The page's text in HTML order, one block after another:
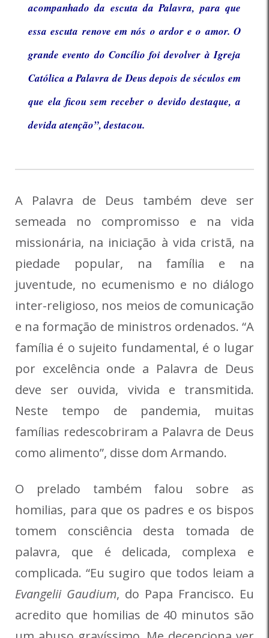
acompanhado da escuta da Palavra, para que
essa escuta renove em nós o ardor e o amor. O
grande evento do Concílio foi devolver à Igreja
Católica a Palavra de Deus depois de séculos em
que ela ficou sem receber o devido destaque, a
devida atenção”, destacou.
A Palavra de Deus também deve ser
semeada no compromisso e na vida
missionária, na iniciação à vida cristã, na
piedade popular, na família e na
juventude, no ecumenismo e no diálogo
inter-religioso, nos meios de comunicação
e na formação de ministros ordenados. “A
família é o sujeito fundamental, é o lugar
por excelência onde a Palavra de Deus
deve ser ouvida, vivida e transmitida.
Neste tempo de pandemia, muitas
famílias redescobriram a Palavra de Deus
como alimento”, disse dom Armando.
O prelado também falou sobre as
homilias, para que os padres e os bispos
tomem consciência desta tomada de
palavra, que é delicada, complexa e
complicada. “Eu sugiro que todos leiam a
Evangelii Gaudium, do Papa Francisco. Eu
acredito que homilias de 40 minutos são